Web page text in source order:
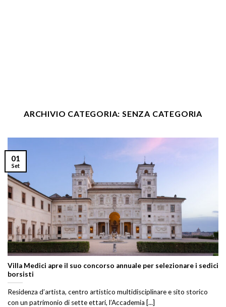
ARCHIVIO CATEGORIA: SENZA CATEGORIA
Villa Medici apre il suo concorso annuale per selezionare i sedici
borsisti
Residenza d’artista, centro artistico multidisciplinare e sito storico
con un patrimonio di sette ettari, l’Accademia [...]
01
Set